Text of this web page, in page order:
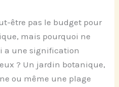
être pas le budget pour
mais pourquoi ne
a une signification
? Un jardin botanique,
ou même une plage